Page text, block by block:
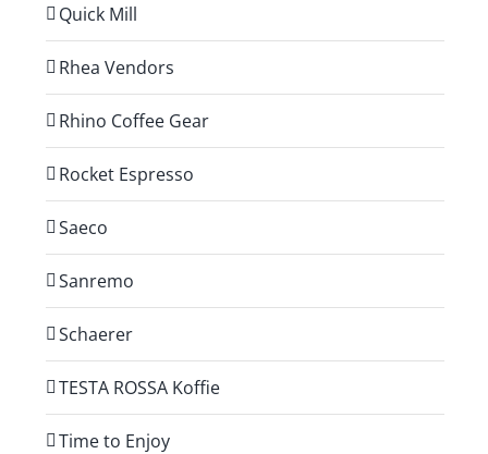
Quick Mill
Rhea Vendors
Rhino Coffee Gear
Rocket Espresso
Saeco
Sanremo
Schaerer
TESTA ROSSA Koffie
Time to Enjoy